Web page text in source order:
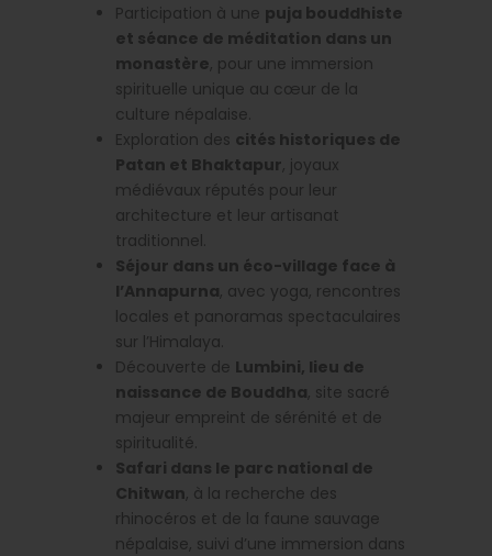
Participation à une puja bouddhiste
et séance de méditation dans un
monastère, pour une immersion
spirituelle unique au cœur de la
culture népalaise.
Exploration des cités historiques de
Patan et Bhaktapur, joyaux
médiévaux réputés pour leur
architecture et leur artisanat
traditionnel.
Séjour dans un éco-village face à
l’Annapurna, avec yoga, rencontres
locales et panoramas spectaculaires
sur l’Himalaya.
Découverte de Lumbini, lieu de
naissance de Bouddha, site sacré
majeur empreint de sérénité et de
spiritualité.
Safari dans le parc national de
Chitwan, à la recherche des
rhinocéros et de la faune sauvage
népalaise, suivi d’une immersion dans